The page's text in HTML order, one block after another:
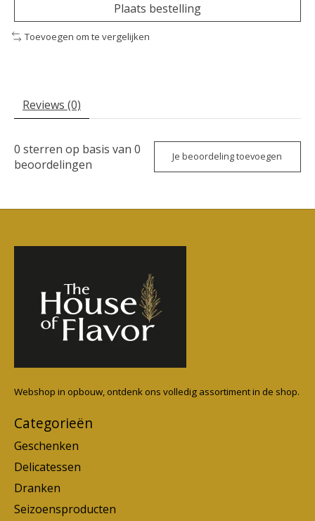
Plaats bestelling
Toevoegen om te vergelijken
Reviews (0)
0 sterren op basis van 0
beoordelingen
Je beoordeling toevoegen
Webshop in opbouw, ontdenk ons volledig assortiment in de shop.
Categorieën
Geschenken
Delicatessen
Dranken
Seizoensproducten